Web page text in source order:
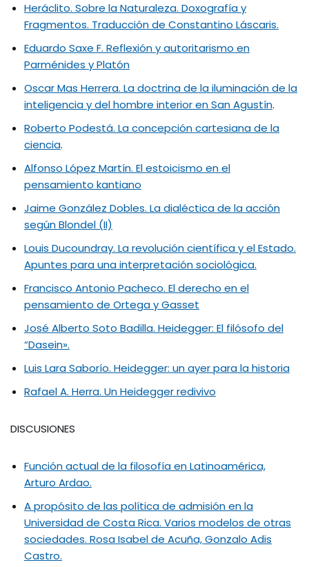
Heráclito. Sobre la Naturaleza. Doxografía y
Fragmentos. Traducción de Constantino Láscaris.
Eduardo Saxe F. Reflexión y autoritarismo en
Parménides y Platón
Oscar Mas Herrera. La doctrina de la iluminación de la
inteligencia y del hombre interior en San Agustín.
Roberto Podestá. La concepción cartesiana de la
ciencia.
Alfonso López Martín. El estoicismo en el
pensamiento kantiano
Jaime González Dobles. La dialéctica de la acción
según Blondel (II)
Louis Ducoundray. La revolución científica y el Estado.
Apuntes para una interpretación sociológica.
Francisco Antonio Pacheco. El derecho en el
pensamiento de Ortega y Gasset
José Alberto Soto Badilla. Heidegger: El filósofo del
“Dasein».
Luis Lara Saborío. Heidegger: un ayer para la historia
Rafael A. Herra. Un Heidegger redivivo
DISCUSIONES
Función actual de la filosofía en Latinoamérica,
Arturo Ardao.
A propósito de las política de admisión en la
Universidad de Costa Rica. Varios modelos de otras
sociedades. Rosa Isabel de Acuña, Gonzalo Adis
Castro.